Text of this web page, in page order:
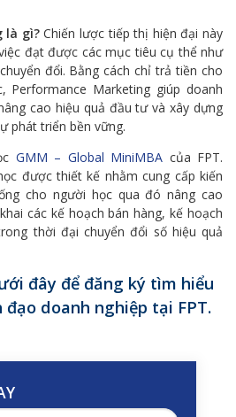
là gì?Chiến lược tiếp thị hiện đại này
đạt được các mục tiêu cụ thể như
đổi. Bằng cách chỉ trả tiền cho
Marketing giúp doanh
cao hiệu quả đầu tư và xây dựng
phát triển bền vững.
GMM – Global MiniMBA của FPT.
được thiết kế nhằm cung cấp kiến
cho người học qua đó nâng cao
các kế hoạch bán hàng, kế hoạch
thời đại chuyển đổi số hiệu quả
đây để đăng ký tìm hiểu
đạo doanh nghiệp tại FPT.